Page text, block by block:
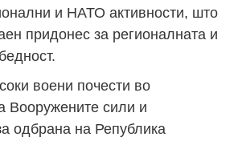
и НАТО активности, што
придонес за регионалната и
воени почести во
Вооружените сили и
одбрана на Република